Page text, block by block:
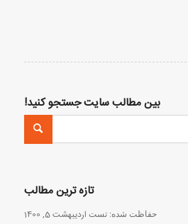
بین مطالب سایت جستجو کنید!
تازه ترین مطالب
حفاظت شده: تست اردیبهشت 5, 1400